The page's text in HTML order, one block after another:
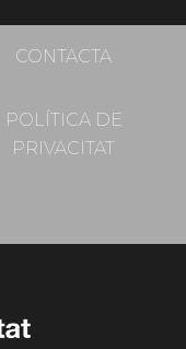
CONTACTA
POLÍTICA DE
PRIVACITAT